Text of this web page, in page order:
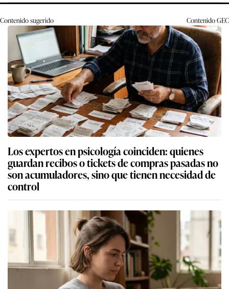
Contenido sugerido ContenidoGEC
Los expertos en psicología coinciden: quienes
guardan recibos o tickets de compras pasadas no
son acumuladores, sino que tienen necesidad de
control